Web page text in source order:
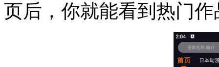
页后，你就能看到热门